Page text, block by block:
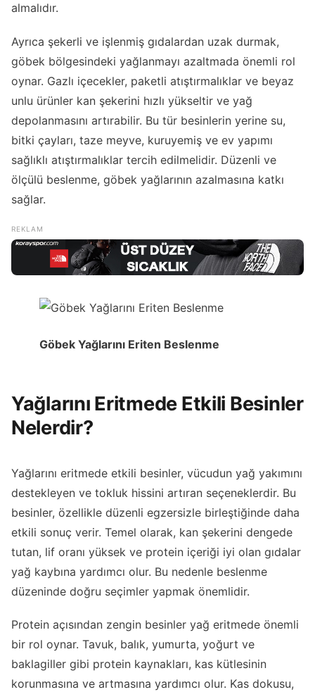
almalıdır.
Ayrıca şekerli ve işlenmiş gıdalardan uzak durmak,
göbek bölgesindeki yağlanmayı azaltmada önemli rol
oynar. Gazlı içecekler, paketli atıştırmalıklar ve beyaz
unlu ürünler kan şekerini hızlı yükseltir ve yağ
depolanmasını artırabilir. Bu tür besinlerin yerine su,
bitki çayları, taze meyve, kuruyemiş ve ev yapımı
sağlıklı atıştırmalıklar tercih edilmelidir. Düzenli ve
ölçülü beslenme, göbek yağlarının azalmasına katkı
sağlar.
Göbek Yağlarını Eriten Beslenme
Yağlarını Eritmede Etkili Besinler
Nelerdir?
Yağlarını eritmede etkili besinler, vücudun yağ yakımını
destekleyen ve tokluk hissini artıran seçeneklerdir. Bu
besinler, özellikle düzenli egzersizle birleştiğinde daha
etkili sonuç verir. Temel olarak, kan şekerini dengede
tutan, lif oranı yüksek ve protein içeriği iyi olan gıdalar
yağ kaybına yardımcı olur. Bu nedenle beslenme
düzeninde doğru seçimler yapmak önemlidir.
Protein açısından zengin besinler yağ eritmede önemli
bir rol oynar. Tavuk, balık, yumurta, yoğurt ve
baklagiller gibi protein kaynakları, kas kütlesinin
korunmasına ve artmasına yardımcı olur. Kas dokusu,